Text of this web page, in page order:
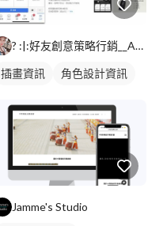
? :|:好友創意策略行銷__Anna
插畫資訊 角色設計資訊
Jamme's Studio